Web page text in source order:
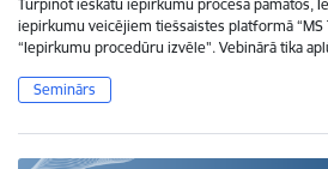
Turpinot ieskatu iepirkumu procesa pamatos,
iepirkumu veicējiem tiešsaistes platformā “MS
“Iepirkumu procedūru izvēle". Vebinārā tika
Seminārs